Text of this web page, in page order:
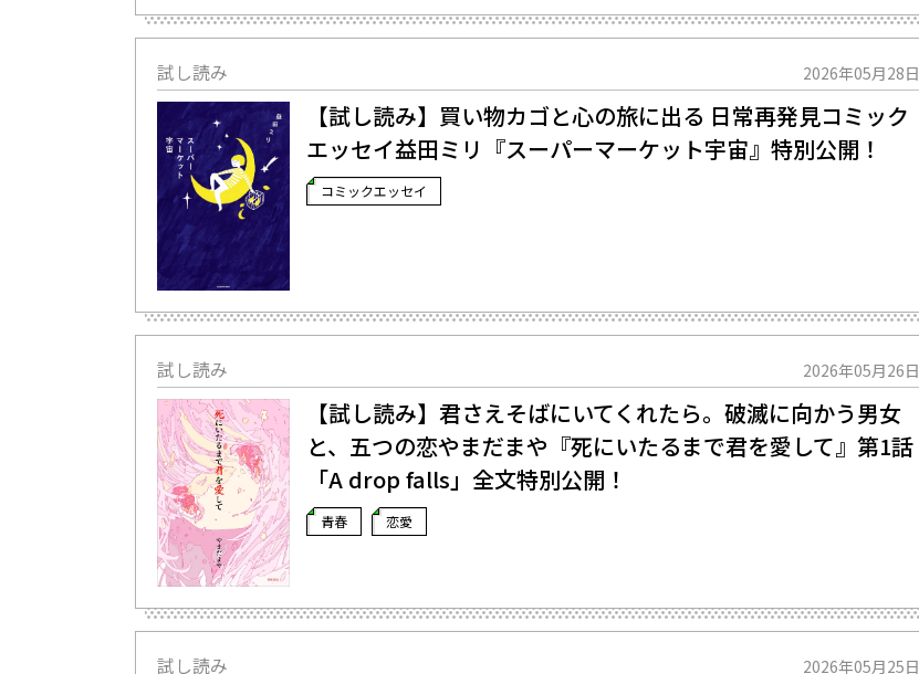
試し読み 2026年05月28日
【試し読み】買い物カゴと心の旅に出る 日常再発見コミック
エッセイ――益田ミリ『スーパーマーケット宇宙』特別公開！
コミックエッセイ
試し読み 2026年05月26日
【試し読み】君さえそばにいてくれたら。破滅に向かう男女
と、五つの恋――やまだまや『死にいたるまで君を愛して』第1話
「A drop falls」全文特別公開！
青春 恋愛
試し読み 2026年05月25日